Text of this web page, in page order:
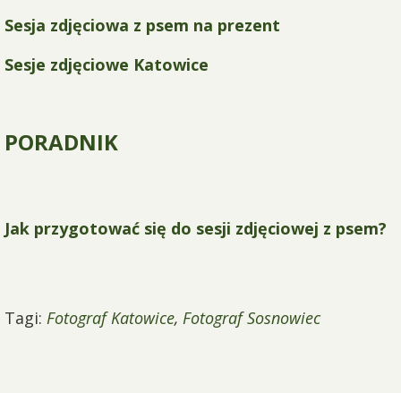
Sesja zdjęciowa z psem na prezent
Sesje zdjęciowe Katowice
PORADNIK
Jak przygotować się do sesji zdjęciowej z psem?
Tagi: Fotograf Katowice, Fotograf Sosnowiec